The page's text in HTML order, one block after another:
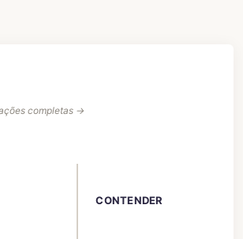
completas →
CONTENDER